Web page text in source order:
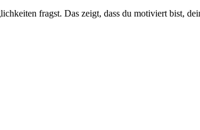
fragst. Das zeigt, dass du motiviert bist,